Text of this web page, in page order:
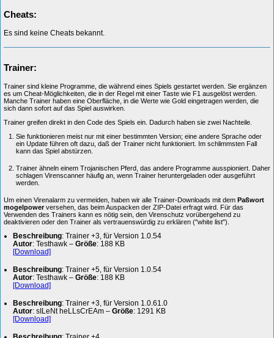
Cheats:
Es sind keine Cheats bekannt.
Trainer:
Trainer sind kleine Programme, die während eines Spiels gestartet werden. Sie ergänzen
es um Cheat-Möglichkeiten, die in der Regel mit einer Taste wie F1 ausgelöst werden.
Manche Trainer haben eine Oberfläche, in die Werte wie Gold eingetragen werden, die
sich dann sofort auf das Spiel auswirken.
Trainer greifen direkt in den Code des Spiels ein. Dadurch haben sie zwei Nachteile.
Sie funktionieren meist nur mit einer bestimmten Version; eine andere Sprache oder
ein Update führen oft dazu, daß der Trainer nicht funktioniert. Im schlimmsten Fall
kann das Spiel abstürzen.
Trainer ähneln einem Trojanischen Pferd, das andere Programme ausspioniert. Daher
schlagen Virenscanner häufig an, wenn Trainer heruntergeladen oder ausgeführt
werden.
Um einen Virenalarm zu vermeiden, haben wir alle Trainer-Downloads mit dem Paßwort
mogelpowerversehen, das beim Auspacken der ZIP-Datei erfragt wird. Für das
Verwenden des Trainers kann es nötig sein, den Virenschutz vorübergehend zu
deaktivieren oder den Trainer als vertrauenswürdig zu erklären ("white list").
Beschreibung: Trainer +3, für Version 1.0.54
Autor: Testhawk – Größe: 188 KB
[Download]
Beschreibung: Trainer +5, für Version 1.0.54
Autor: Testhawk – Größe: 188 KB
[Download]
Beschreibung: Trainer +3, für Version 1.0.61.0
Autor: sILeNt heLLsCrEAm – Größe: 1291 KB
[Download]